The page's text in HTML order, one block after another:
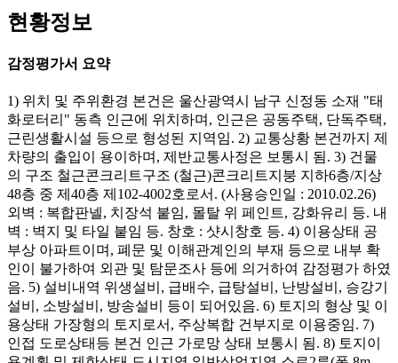
현황정보
감정평가서 요약
1) 위치 및 주위환경 본건은 울산광역시 남구 신정동 소재 "태
화로터리" 동측 인근에 위치하며, 인근은 공동주택, 단독주택,
근린생활시설 등으로 형성된 지역임. 2) 교통상황 본건까지 제
차량의 출입이 용이하며, 제반교통사정은 보통시 됨. 3) 건물
의 구조 철근콘크리트구조 (철근)콘크리트지붕 지하6층/지상
48층 중 제40층 제102-4002호로서. (사용승인일 : 2010.02.26)
외벽 : 복합판넬, 치장석 붙임, 몰탈 위 페인트, 강화유리 등. 내
벽 : 벽지 및 타일 붙임 등. 창호 : 샷시창호 등. 4) 이용상태 공
부상 아파트이며, 폐문 및 이해관계인의 부재 등으로 내부 확
인이 불가하여 외관 및 탐문조사 등에 의거하여 감정평가 하였
음. 5) 설비내역 위생설비, 급배수, 급탕설비, 난방설비, 승강기
설비, 소방설비, 방송설비 등이 되어있음. 6) 토지의 형상 및 이
용상태 가장형의 토지로서, 주상복합 건부지로 이용중임. 7)
인접 도로상태등 본건 인근 가로망 상태 보통시 됨. 8) 토지이